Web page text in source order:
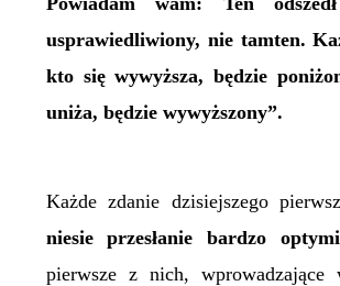
usprawiedliwiony, nie tamten.
kto się wywyższa, będzie
uniża, będzie wywyższony”.
Każde zdanie dzisiejszego
niesie przesłanie bardzo
pierwsze z nich, wprowadzające